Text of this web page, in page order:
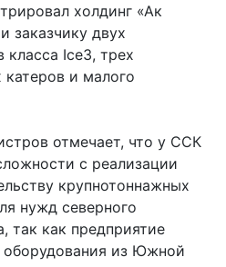
холдинг «Ак
заказчику двух
класса Ice3, трех
и малого
отмечает, что у ССК
с реализации
крупнотоннажных
нужд северного
так как предприятие
оборудования из Южной